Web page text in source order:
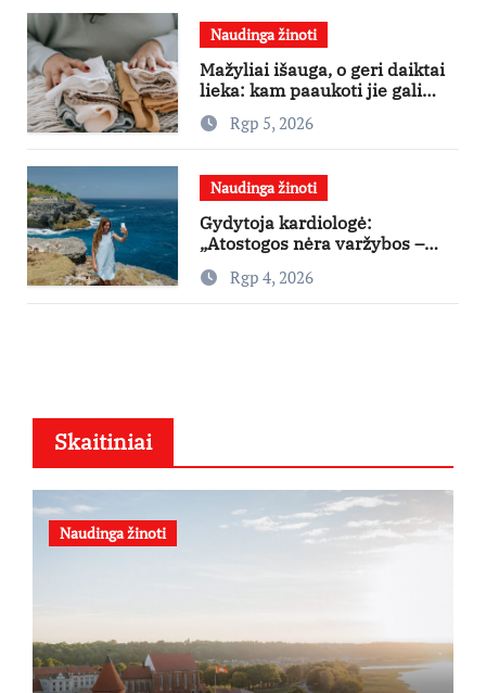
Naudinga žinoti
Mažyliai išauga, o geri daiktai
lieka: kam paaukoti jie gali
būti aukso vertės?
Rgp 5, 2026
Naudinga žinoti
Gydytoja kardiologė:
„Atostogos nėra varžybos –
nereikia stengtis per vieną
dieną pamatyti visų lankytinų
vietų“
Rgp 4, 2026
Skaitiniai
Naudinga žinoti